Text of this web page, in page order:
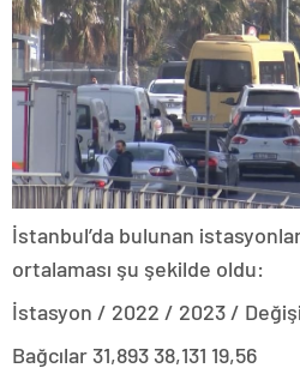
İstanbul’da bulunan
ortalaması şu şekilde oldu:
İstasyon / 2022 / 2023 /
Bağcılar 31,893 38,131 19,56